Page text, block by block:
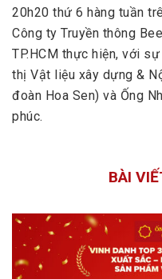
20h20 thứ 6 hàng tuần
Công ty Truyền thông
TP.HCM thực hiện, với
thị Vật liệu xây dựng &
đoàn Hoa Sen) và Ống
phúc.
BÀI